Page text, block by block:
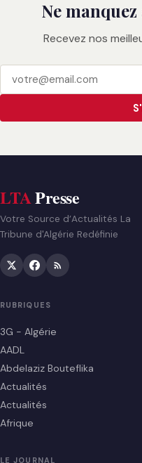
Ne
Recevez nos
LTAPresse
Votre Source d’Actualités La
Tribune d'Algérie Redéfinie
RUBRIQUES
3G - Algérie
AADL
Abdelaziz Bouteflika
Actualités
Actualités
Afrique
LE JOURNAL